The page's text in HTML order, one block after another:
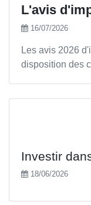
L'avis
16/07/2026
Les avis 2026
disposition des
Investir
18/06/2026